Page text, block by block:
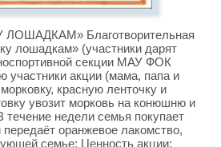
Благотворительная
лошадкам» (участники дарят
секции МАУ ФОК
акции (мама, папа и
красную ленточку и
увозит морковь на конюшню и
недели семья покупает
оранжевое лакомство,
семье; Ценность акции: